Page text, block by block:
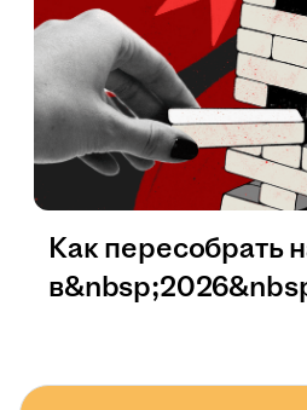
Как пересобрать